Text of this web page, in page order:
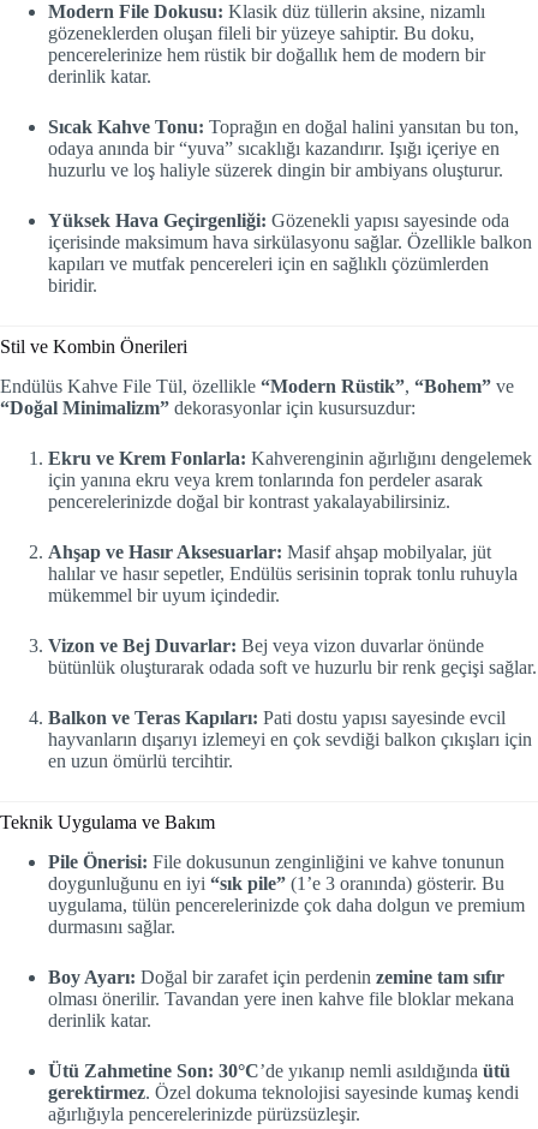
Modern File Dokusu: Klasik düz tüllerin aksine, nizamlı
gözeneklerden oluşan fileli bir yüzeye sahiptir. Bu doku,
pencerelerinize hem rüstik bir doğallık hem de modern bir
derinlik katar.
Sıcak Kahve Tonu: Toprağın en doğal halini yansıtan bu ton,
odaya anında bir “yuva” sıcaklığı kazandırır. Işığı içeriye en
huzurlu ve loş haliyle süzerek dingin bir ambiyans oluşturur.
Yüksek Hava Geçirgenliği: Gözenekli yapısı sayesinde oda
içerisinde maksimum hava sirkülasyonu sağlar. Özellikle balkon
kapıları ve mutfak pencereleri için en sağlıklı çözümlerden
biridir.
Stil ve Kombin Önerileri
Endülüs Kahve File Tül, özellikle “Modern Rüstik”, “Bohem” ve
“Doğal Minimalizm” dekorasyonlar için kusursuzdur:
Ekru ve Krem Fonlarla: Kahverenginin ağırlığını dengelemek
için yanına ekru veya krem tonlarında fon perdeler asarak
pencerelerinizde doğal bir kontrast yakalayabilirsiniz.
Ahşap ve Hasır Aksesuarlar: Masif ahşap mobilyalar, jüt
halılar ve hasır sepetler, Endülüs serisinin toprak tonlu ruhuyla
mükemmel bir uyum içindedir.
Vizon ve Bej Duvarlar: Bej veya vizon duvarlar önünde
bütünlük oluşturarak odada soft ve huzurlu bir renk geçişi sağlar.
Balkon ve Teras Kapıları: Pati dostu yapısı sayesinde evcil
hayvanların dışarıyı izlemeyi en çok sevdiği balkon çıkışları için
en uzun ömürlü tercihtir.
Teknik Uygulama ve Bakım
Pile Önerisi: File dokusunun zenginliğini ve kahve tonunun
doygunluğunu en iyi “sık pile” (1’e 3 oranında) gösterir. Bu
uygulama, tülün pencerelerinizde çok daha dolgun ve premium
durmasını sağlar.
Boy Ayarı: Doğal bir zarafet için perdenin zemine tam sıfır
olması önerilir. Tavandan yere inen kahve file bloklar mekana
derinlik katar.
Ütü Zahmetine Son: 30°C’de yıkanıp nemli asıldığında ütü
gerektirmez. Özel dokuma teknolojisi sayesinde kumaş kendi
ağırlığıyla pencerelerinizde pürüzsüzleşir.